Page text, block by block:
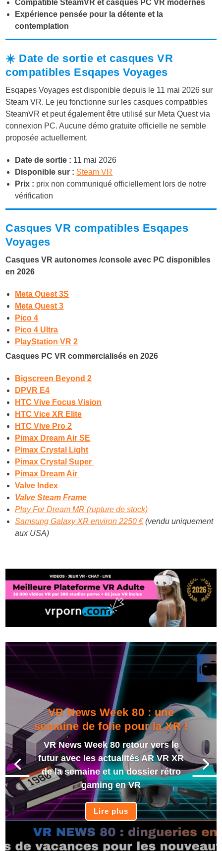
Compatible SteamVR et casques PC VR modernes
Expérience pensée pour la détente et la
contemplation
☀️ Date de sortie et casques VR
compatibles Esqapes Voyages
Esqapes Voyages est disponible depuis le 11 mai 2026 sur
Steam VR. Le jeu fonctionne sur les casques compatibles
SteamVR et peut également être utilisé sur Meta Quest via
connexion PC. Aucune démo gratuite officielle ne semble
proposée actuellement.
Date de sortie : 11 mai 2026
Disponible sur : Steam VR
Prix : prix non communiqué officiellement lors de notre
vérification
Casques VR compatibles Esqapes
Voyages
Casques VR autonomes /console avec PC disponibles
en 2026
Meta Quest 3S
Meta Quest 3
Pico 4
Pico 4 Ultra
PlayStation VR 2
Casques PC VR commercialisés en 2026
Bigscreen Beyond 2
DPVR E4
HTC Vive Focus Vision
HTC Vice XR Elite
HTC Vive Pro 2
Pimax Dream Air SE
Pimax Crystal Light
Pimax Crystal Super
Pimax Dream Air
Valve Index
Valve Steam Frame
Play For Dream MR (rupture de stock)
Samsung Galaxy XR environ 2250 €(vendu uniquement
aux USA)
VR News Week 80 : une
semaine de folie pour la XR !
VR News Week 80 retour vers le
futur avec les actualités AR VR XR
de la semaine et un dossier rétro
gaming en VR
Lire plus